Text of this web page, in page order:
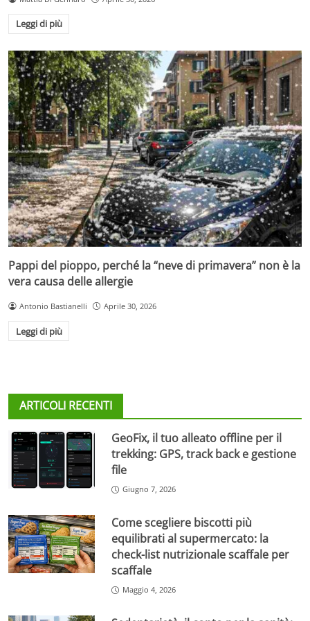
Leggi di più
Pappi del pioppo, perché la “neve di primavera” non è la
vera causa delle allergie
Antonio Bastianelli Aprile 30, 2026
Leggi di più
ARTICOLI RECENTI
GeoFix, il tuo alleato offline per il
trekking: GPS, track back e gestione
file
Giugno 7, 2026
Come scegliere biscotti più
equilibrati al supermercato: la
check-list nutrizionale scaffale per
scaffale
Maggio 4, 2026